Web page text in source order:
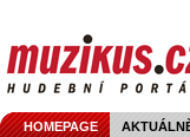
HOMEPAGE